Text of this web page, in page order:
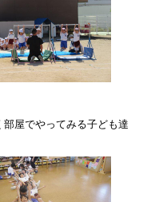
屋でやってみる子ども達